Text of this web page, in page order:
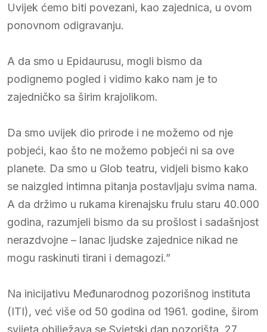
Uvijek ćemo biti povezani, kao zajednica, u ovom
ponovnom odigravanju.
A da smo u Epidaurusu, mogli bismo da
podignemo pogled i vidimo kako nam je to
zajedničko sa širim krajolikom.
Da smo uvijek dio prirode i ne možemo od nje
pobjeći, kao što ne možemo pobjeći ni sa ove
planete. Da smo u Glob teatru, vidjeli bismo kako
se naizgled intimna pitanja postavljaju svima nama.
A da držimo u rukama kirenajsku frulu staru 40.000
godina, razumjeli bismo da su prošlost i sadašnjost
nerazdvojne – lanac ljudske zajednice nikad ne
mogu raskinuti tirani i demagozi.”
Na inicijativu Međunarodnog pozorišnog instituta
(ITI), već više od 50 godina od 1961. godine, širom
svijeta obilježava se Svjetski dan pozorišta, 27.